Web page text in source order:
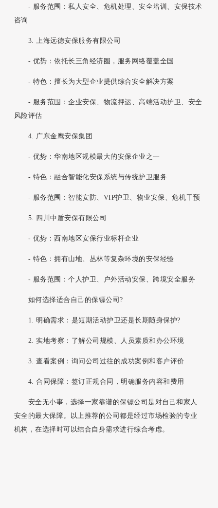
- 服务范围：私人安全、危机处理、安全培训、安保技术
咨询
3. 上海远德安保服务有限公司
- 优势：依托长三角经济圈，服务网络覆盖全国
- 特色：擅长为大型企业提供综合安全解决方案
- 服务范围：企业安保、物流押运、高端活动护卫、安全
风险评估
4. 广东金鹰安保集团
- 优势：华南地区规模最大的安保企业之一
- 特色：融合智能化安保系统与传统护卫服务
- 服务范围：智能安防、VIP护卫、物业安保、危机干预
5. 四川中盾安保有限公司
- 优势：西南地区安保行业标杆企业
- 特色：拥有山地、丛林等复杂环境的安保经验
- 服务范围：个人护卫、户外活动安保、跨境安全服务
如何选择适合自己的保镖公司?
1. 明确需求：是短期活动护卫还是长期随身保护?
2. 实地考察：了解公司规模、人员素质和办公环境
3. 查看案例：询问公司过往的成功案例和客户评价
4. 合同保障：签订正规合同，明确服务内容和费用
安全无小事，选择一家靠谱的保镖公司是对自己和家人
安全的最大保障。以上推荐的公司都是经过市场检验的专业
机构，在选择时可以结合自身需求进行综合考虑。